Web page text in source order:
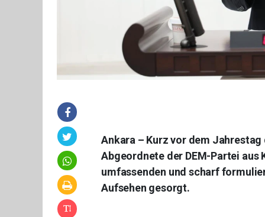
Ankara – Kurz vor dem
Abgeordnete der DEM-Partei
umfassenden und scharf
Aufsehen gesorgt.